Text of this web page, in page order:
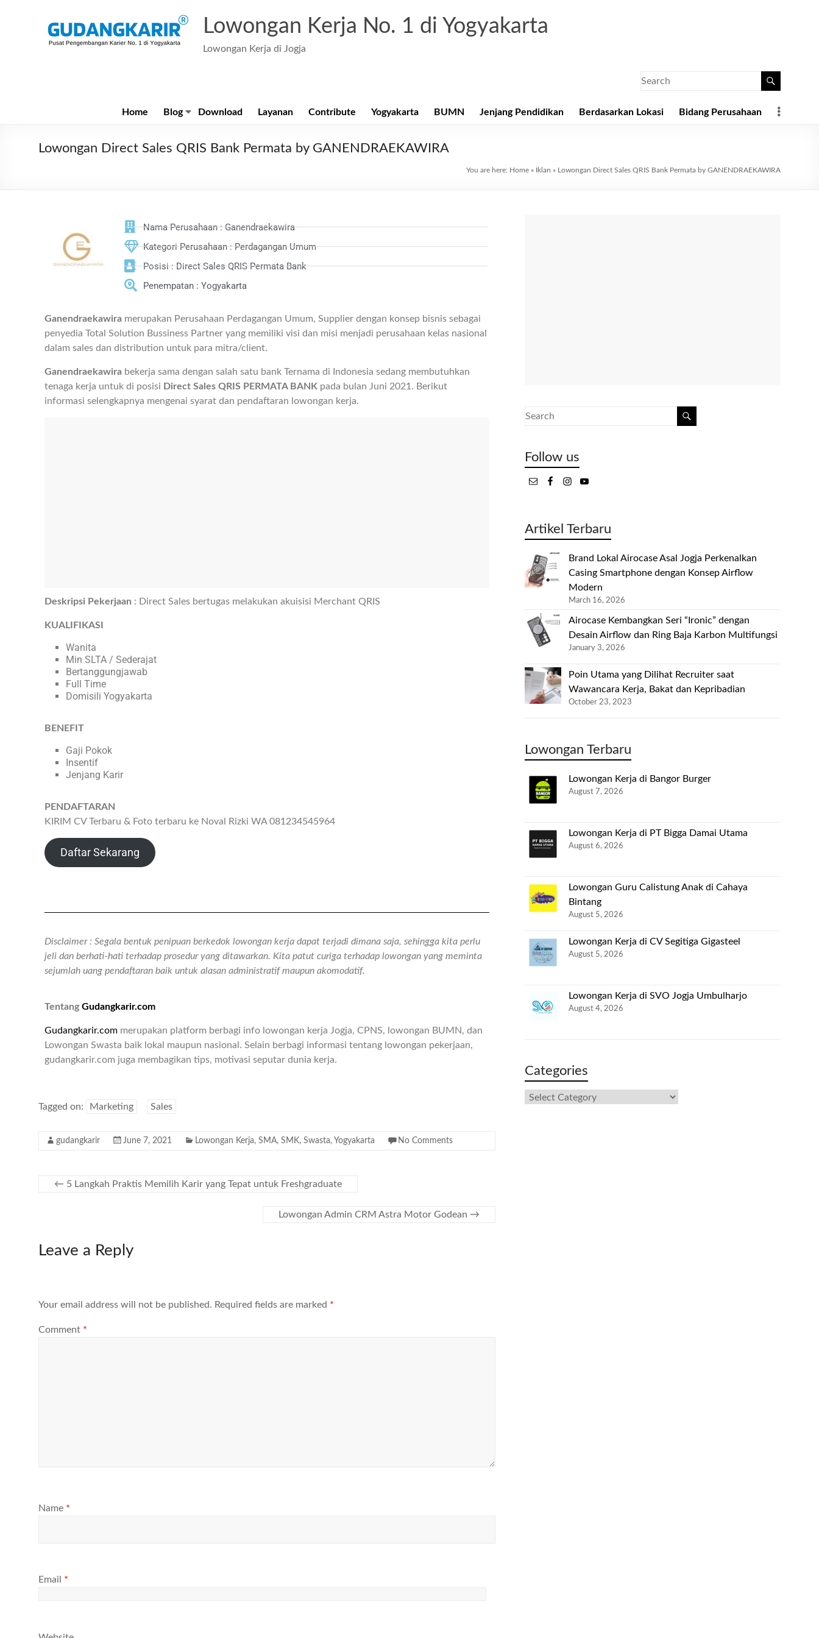
Lowongan Kerja No. 1 di Yogyakarta
Lowongan Kerja di Jogja
Home Blog Download Layanan Contribute Yogyakarta BUMN Jenjang Pendidikan Berdasarkan Lokasi Bidang Perusahaan
Lowongan Direct Sales QRIS Bank Permata by GANENDRAEKAWIRA
You are here: Home » Iklan » Lowongan Direct Sales QRIS Bank Permata by GANENDRAEKAWIRA
Nama Perusahaan : Ganendraekawira
Kategori Perusahaan : Perdagangan Umum
Posisi : Direct Sales QRIS Permata Bank
Penempatan : Yogyakarta
Ganendraekawira merupakan Perusahaan Perdagangan Umum, Supplier dengan konsep bisnis sebagai
penyedia Total Solution Bussiness Partner yang memiliki visi dan misi menjadi perusahaan kelas nasional
dalam sales dan distribution untuk para mitra/client.
Ganendraekawira bekerja sama dengan salah satu bank Ternama di Indonesia sedang membutuhkan
tenaga kerja untuk di posisi Direct Sales QRIS PERMATA BANK pada bulan Juni 2021. Berikut
informasi selengkapnya mengenai syarat dan pendaftaran lowongan kerja.
Deskripsi Pekerjaan : Direct Sales bertugas melakukan akuisisi Merchant QRIS
KUALIFIKASI
Wanita
Min SLTA / Sederajat
Bertanggungjawab
Full Time
Domisili Yogyakarta
BENEFIT
Gaji Pokok
Insentif
Jenjang Karir
PENDAFTARAN
KIRIM CV Terbaru & Foto terbaru ke Noval Rizki WA 081234545964
Daftar Sekarang
Disclaimer : Segala bentuk penipuan berkedok lowongan kerja dapat terjadi dimana saja, sehingga kita perlu
jeli dan berhati-hati terhadap prosedur yang ditawarkan. Kita patut curiga terhadap lowongan yang meminta
sejumlah uang pendaftaran baik untuk alasan administratif maupun akomodatif.
Tentang Gudangkarir.com
Gudangkarir.com merupakan platform berbagi info lowongan kerja Jogja, CPNS, lowongan BUMN, dan
Lowongan Swasta baik lokal maupun nasional. Selain berbagi informasi tentang lowongan pekerjaan,
gudangkarir.com juga membagikan tips, motivasi seputar dunia kerja.
Tagged on: Marketing Sales
gudangkarir June 7, 2021 Lowongan Kerja, SMA, SMK, Swasta, Yogyakarta No Comments
← 5 Langkah Praktis Memilih Karir yang Tepat untuk Freshgraduate
Lowongan Admin CRM Astra Motor Godean →
Leave a Reply
Your email address will not be published. Required fields are marked *
Comment *
Name *
Email *
Follow us
Artikel Terbaru
Brand Lokal Airocase Asal Jogja Perkenalkan
Casing Smartphone dengan Konsep Airflow
Modern
March 16, 2026
Airocase Kembangkan Seri “Ironic” dengan
Desain Airflow dan Ring Baja Karbon Multifungsi
January 3, 2026
Poin Utama yang Dilihat Recruiter saat
Wawancara Kerja, Bakat dan Kepribadian
October 23, 2023
Lowongan Terbaru
Lowongan Kerja di Bangor Burger
August 7, 2026
Lowongan Kerja di PT Bigga Damai Utama
August 6, 2026
Lowongan Guru Calistung Anak di Cahaya
Bintang
August 5, 2026
Lowongan Kerja di CV Segitiga Gigasteel
August 5, 2026
Lowongan Kerja di SVO Jogja Umbulharjo
August 4, 2026
Categories